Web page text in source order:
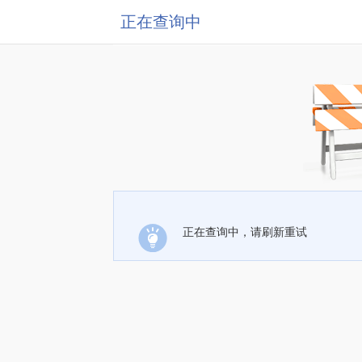
正在查询中
正在查询中，请刷新重试